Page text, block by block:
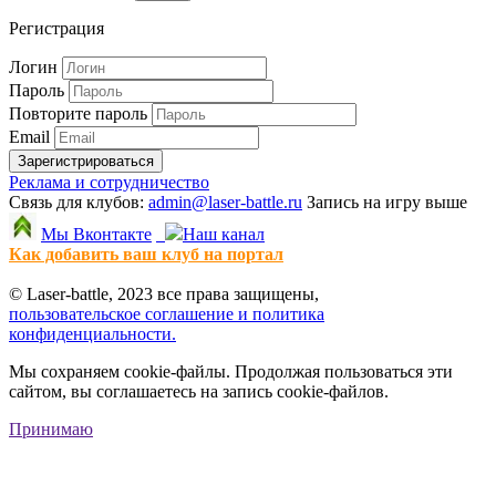
Регистрация
Логин
Пароль
Повторите пароль
Email
Зарегистрироваться
Реклама и сотрудничество
Связь для клубов: admin@laser-battle.ru Запись на игру выше
Мы Вконтакте
Наш канал
Как добавить ваш клуб на портал
© Laser-battle, 2023 все права защищены,
пользовательское соглашение и политика
конфиденциальности.
Мы сохраняем cookie-файлы. Продолжая пользоваться эти
сайтом, вы соглашаетесь на запись cookie-файлов.
Принимаю